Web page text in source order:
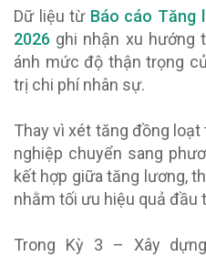
Dữ liệu từ Báo cáo Tăng
2026 ghi nhận xu hướng
ánh mức độ thận trọng
trị chi phí nhân sự.
Thay vì xét tăng đồng
nghiệp chuyển sang
kết hợp giữa tăng lương,
nhằm tối ưu hiệu quả đầu
Trong Kỳ 3 – Xây